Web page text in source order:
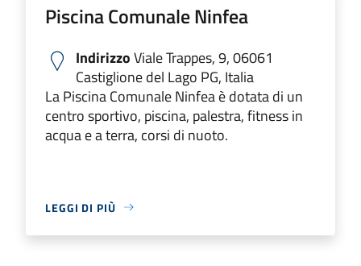
Piscina Comunale Ninfea
IndirizzoViale Trappes, 9, 06061
Castiglione del Lago PG, Italia
La Piscina Comunale Ninfea è dotata di un
centro sportivo, piscina, palestra, fitness in
acqua e a terra, corsi di nuoto.
LEGGI DI PIÙ